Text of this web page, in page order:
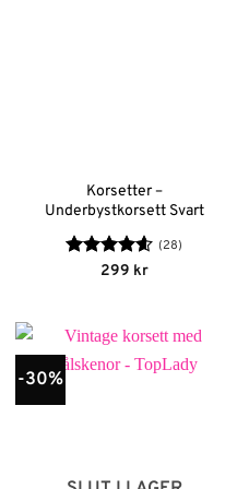
Korsetter –
Underbystkorsett Svart
Betygsatt
(28)
299 kr
-30%